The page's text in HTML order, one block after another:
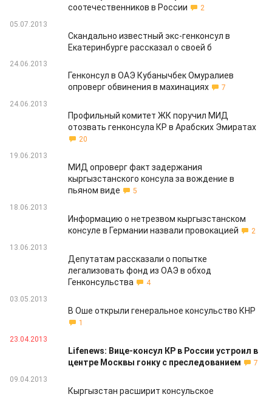
соотечественников в России
2
05.07.2013
Скандально известный экс-генконсул в
Екатеринбурге рассказал о своей б
24.06.2013
Генконсул в ОАЭ Кубанычбек Омуралиев
опроверг обвинения в махинациях
7
24.06.2013
Профильный комитет ЖК поручил МИД
отозвать генконсула КР в Арабских Эмиратах
20
19.06.2013
МИД опроверг факт задержания
кыргызстанского консула за вождение в
пьяном виде
5
18.06.2013
Информацию о нетрезвом кыргызстанском
консуле в Германии назвали провокацией
2
13.06.2013
Депутатам рассказали о попытке
легализовать фонд из ОАЭ в обход
Генконсульства
4
03.05.2013
В Оше открыли генеральное консульство КНР
1
23.04.2013
Lifenews: Вице-консул КР в России устроил в
центре Москвы гонку с преследованием
7
09.04.2013
Кыргызстан расширит консульское